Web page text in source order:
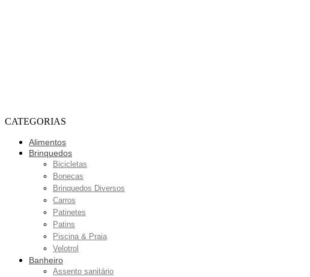
CATEGORIAS
Alimentos
Brinquedos
Bicicletas
Bonecas
Brinquedos Diversos
Carros
Patinetes
Patins
Piscina & Praia
Velotrol
Banheiro
Assento sanitário